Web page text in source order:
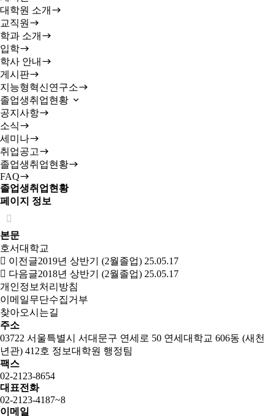
대학원 소개
교직원
학과 소개
입학
학사 안내
게시판
지능형혁신연구소
졸업생취업현황
공지사항
소식
세미나
취업공고
졸업생취업현황
FAQ
졸업생취업현황
페이지 정보
본문
호서대학교
이전글2019년 상반기 (2월졸업) 25.05.17
다음글2018년 상반기 (2월졸업) 25.05.17
개인정보처리방침
이메일무단수집거부
찾아오시는길
주소
03722 서울특별시 서대문구 연세로 50 연세대학교 606동 (새천
년관) 412호 정보대학원 행정팀
팩스
02-2123-8654
대표전화
02-2123-4187~8
이메일